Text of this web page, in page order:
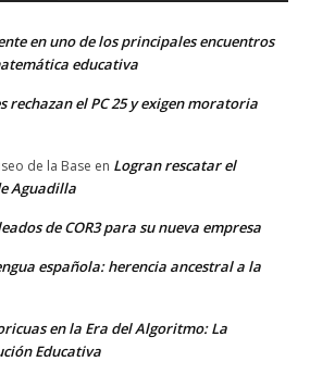
en uno de los principales encuentros
educativa
rechazan el PC 25 y exigen moratoria
de la Base en Logran rescatar el
Aguadilla
de COR3 para su nueva empresa
española: herencia ancestral a la
en la Era del Algoritmo: La
Educativa